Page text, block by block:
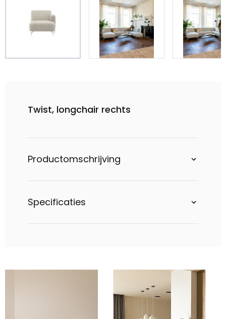
Twist, longchair rechts
Productomschrijving
Specificaties